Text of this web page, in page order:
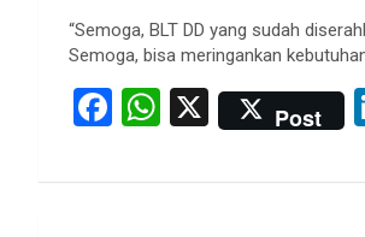
“Semoga, BLT DD yang sudah
Semoga, bisa meringankan
F
ce
W
at
X Post